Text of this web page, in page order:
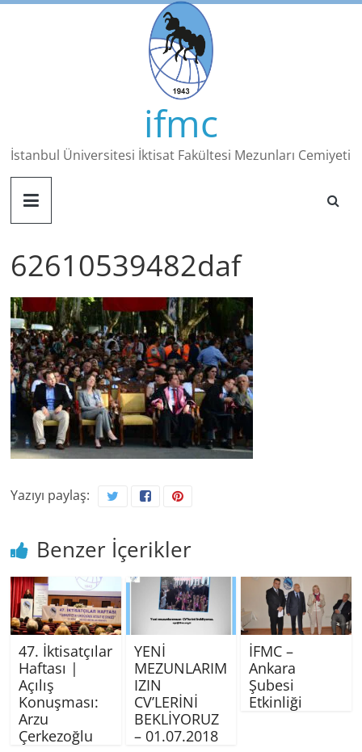
Skip
ifmc
İstanbul Üniversitesi İktisat Fakültesi Mezunları Cemiyeti
62610539482daf
Yazıyı paylaş:
Benzer İçerikler
47. İktisatçılar
Haftası |
Açılış
Konuşması:
Arzu
Çerkezoğlu
YENİ
MEZUNLARIM
IZIN
CV’LERİNİ
BEKLİYORUZ
– 01.07.2018
İFMC –
Ankara
Şubesi
Etkinliği